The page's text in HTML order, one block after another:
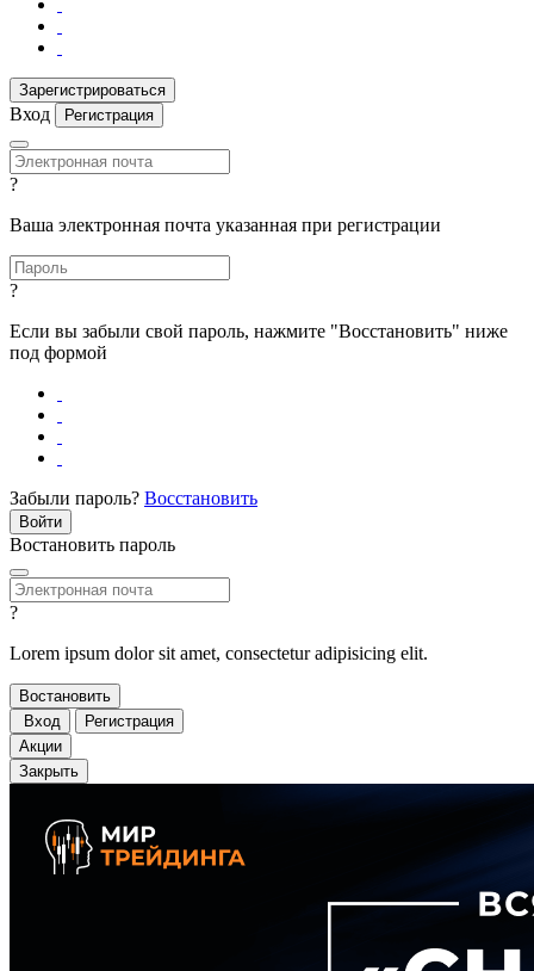
Вход Регистрация
?
Ваша электронная почта указанная при регистрации
?
Если вы забыли свой пароль, нажмите "Восстановить" ниже
под формой
Забыли пароль? Восстановить
Востановить пароль
?
Lorem ipsum dolor sit amet, consectetur adipisicing elit.
Вход
Регистрация
Акции
Закрыть